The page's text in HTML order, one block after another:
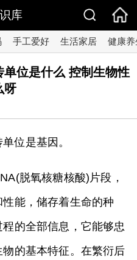
库
手工爱好 生活家居 健康养
位是什么 控制生物性
呀
位是基因。
脱氧核糖核酸)片段，
能，储存着生命的种
的全部信息，它能够忠
的基本特征。在繁衍后